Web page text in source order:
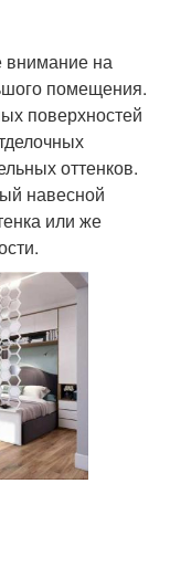
внимание на
помещения.
поверхностей
оттенков.
навесной
или же